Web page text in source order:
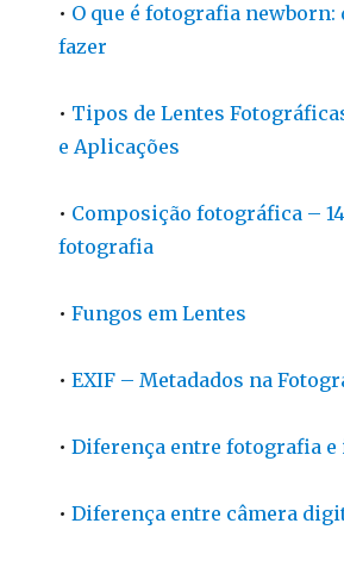
• O que é fotografia newborn:
fazer
• Tipos de Lentes
e Aplicações
• Composição fotográfica –
fotografia
•Fungos em Lentes
•EXIF – Metadados na
•Diferença entre fotografia e
•Diferença entre câmera